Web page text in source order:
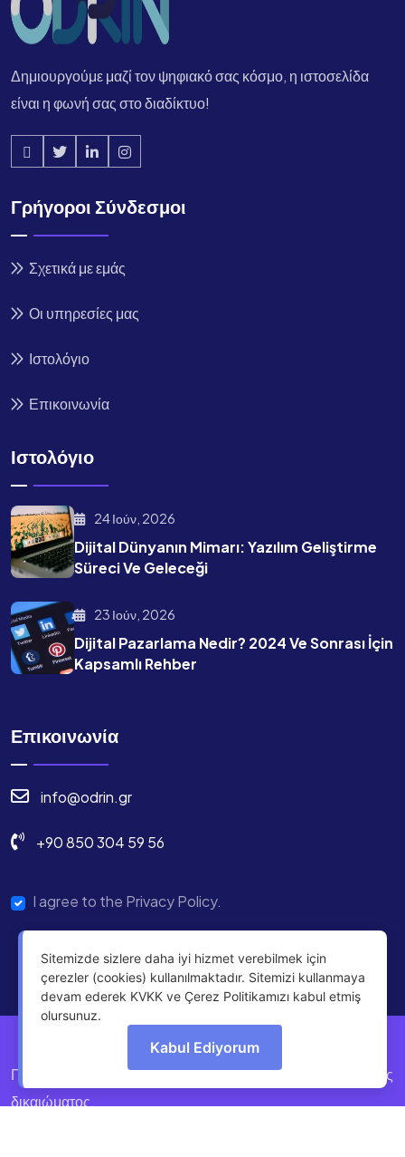
Δημιουργούμε μαζί τον ψηφιακό σας κόσμο, η ιστοσελίδα
είναι η φωνή σας στο διαδίκτυο!
Γρήγοροι Σύνδεσμοι
Σχετικά με εμάς
Οι υπηρεσίες μας
Ιστολόγιο
Επικοινωνία
Ιστολόγιο
24 Ιούν, 2026
Dijital Dünyanın Mimarı: Yazılım Geliştirme
Süreci Ve Geleceği
23 Ιούν, 2026
Dijital Pazarlama Nedir? 2024 Ve Sonrası İçin
Kapsamlı Rehber
Επικοινωνία
info@odrin.gr
+90 850 304 59 56
I agree to the Privacy Policy.
Πνευματικά δικαιώματα © 2025 Odrin Με επιφύλαξη παντός
δικαιώματος.
Sitemizde sizlere daha iyi hizmet verebilmek için
çerezler (cookies) kullanılmaktadır. Sitemizi kullanmaya
devam ederek KVKK ve Çerez Politikamızı kabul etmiş
olursunuz.
Kabul Ediyorum